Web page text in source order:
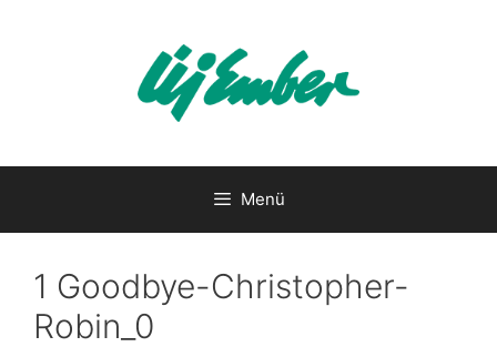
Menü
1 Goodbye-Christopher-
Robin_0